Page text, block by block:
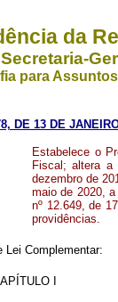
da
Secretaria-
para
DE 13 DE
Estabelece o
Fiscal; altera a
dezembro de
maio de 2020,
nº 12.649, de
providências.
Complementar:
I